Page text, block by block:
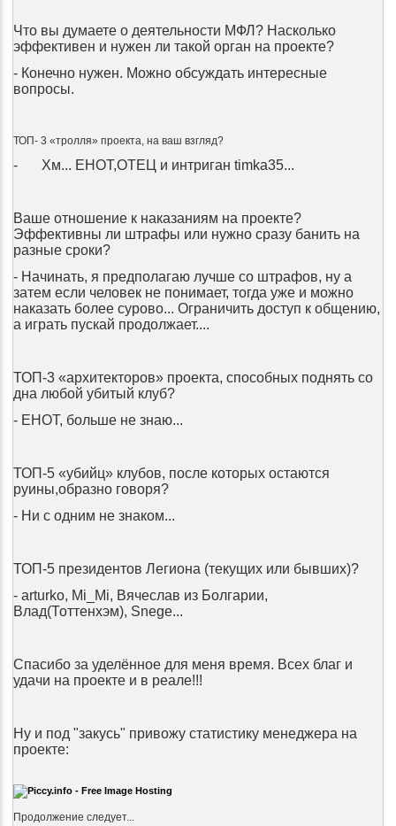
Что вы думаете о деятельности МФЛ? Насколько
эффективен и нужен ли такой орган на проекте?
- Конечно нужен. Можно обсуждать интересные
вопросы.
ТОП- 3 «тролля» проекта, на ваш взгляд?
- Хм... ЕНОТ,ОТЕЦ и интриган timka35...
Ваше отношение к наказаниям на проекте?
Эффективны ли штрафы или нужно сразу банить на
разные сроки?
- Начинать, я предполагаю лучше со штрафов, ну а
затем если человек не понимает, тогда уже и можно
наказать более сурово... Ограничить доступ к общению,
а играть пускай продолжает....
ТОП-3 «архитекторов» проекта, способных поднять со
дна любой убитый клуб?
- ЕНОТ, больше не знаю...
ТОП-5 «убийц» клубов, после которых остаются
руины,образно говоря?
- Ни с одним не знаком...
ТОП-5 президентов Легиона (текущих или бывших)?
- arturko, Mi_Mi, Вячеслав из Болгарии,
Влад(Тоттенхэм), Snege...
Спасибо за уделённое для меня время. Всех благ и
удачи на проекте и в реале!!!
Ну и под "закусь" привожу статистику менеджера на
проекте:
Продолжение следует...